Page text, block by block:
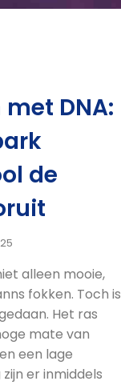
DNA:
de
alleen mooie,
fokken. Toch is
Het ras
mate van
een lage
er inmiddels